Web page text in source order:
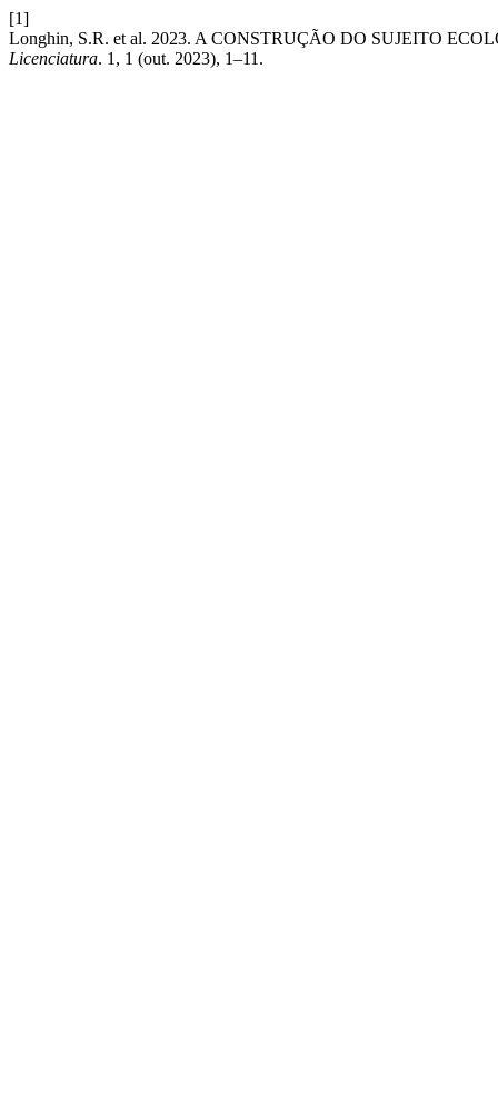
[1]
Longhin, S.R. et al. 2023. A CONSTRUÇÃO DO SUJEITO
Licenciatura. 1, 1 (out. 2023), 1–11.